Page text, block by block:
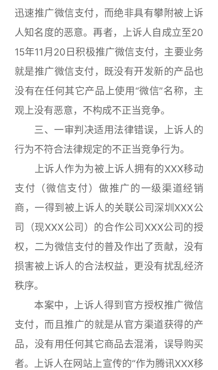
迅速推广微信支付，而绝非具有攀附被上诉
人知名度的恶意。再者，上诉人自成立至20
15年11月20日积极推广微信支付，主要业务
就是推广微信支付，既没有开发新的产品也
没有在任何其它产品上使用“微信”名称，主
观上没有恶意，不构成不正当竞争。
三、一审判决适用法律错误，上诉人的
行为不符合法律规定的不正当竞争行为。
上诉人作为为被上诉人拥有的XXX移动
支付（微信支付）做推广的一级渠道经销
商，一得到被上诉人的关联公司深圳XXX公
司（现XXX公司）的合作公司XXX公司的授
权，二为微信支付的普及作出了贡献，没有
损害被上诉人的合法权益，更没有扰乱经济
秩序。
本案中，上诉人得到官方授权推广微信
支付，而且推广的就是从官方渠道获得的产
品，没有用任何其它商品去混淆，误导购买
者。上诉人在网站上宣传的“作为腾讯XXX移